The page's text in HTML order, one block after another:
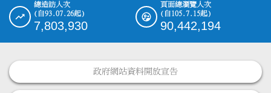
總造訪人次
(自93.07.26起)
7,803,930
頁面總瀏覽人次
(自105.7.15起)
90,442,194
政府網站資料開放宣告